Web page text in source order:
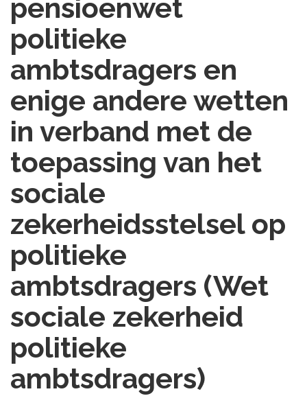
pensioenwet
politieke
ambtsdragers en
enige andere wetten
in verband met de
toepassing van het
sociale
zekerheidsstelsel op
politieke
ambtsdragers (Wet
sociale zekerheid
politieke
ambtsdragers)